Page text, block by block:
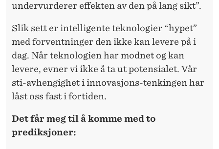
undervurderer effekten av den på lang sikt”.
Slik sett er intelligente teknologier “hypet”
med forventninger den ikke kan levere på i
dag. Når teknologien har modnet og kan
levere, evner vi ikke å ta ut potensialet. Vår
sti-avhengighet i innovasjons-tenkingen har
låst oss fast i fortiden.
Det får meg til å komme med to
prediksjoner: